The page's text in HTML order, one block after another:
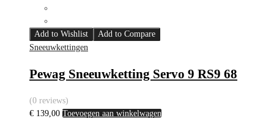
Add to Wishlist
Add to Compare
Sneeuwkettingen
Pewag Sneeuwketting Servo 9 RS9 68
(0 reviews)
€ 139,00 Toevoegen aan winkelwagen